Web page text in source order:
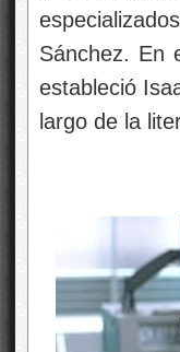
Sánchez. En
estableció
largo de la